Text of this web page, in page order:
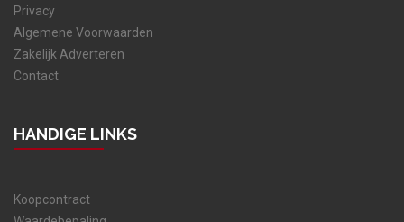
Privacy
Algemene Voorwaarden
Zakelijk Adverteren
Contact
HANDIGE LINKS
Koopcontract